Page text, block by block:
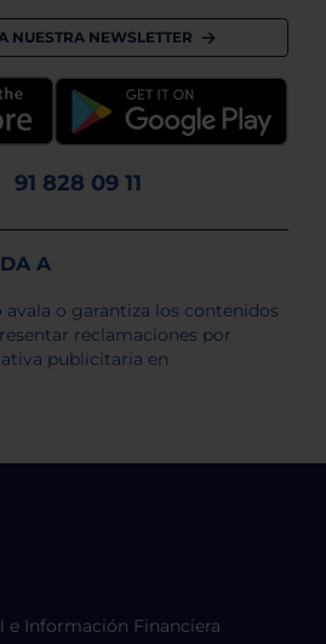
NUESTRA NEWSLETTER
91 828 09 11
A
Información Financiera